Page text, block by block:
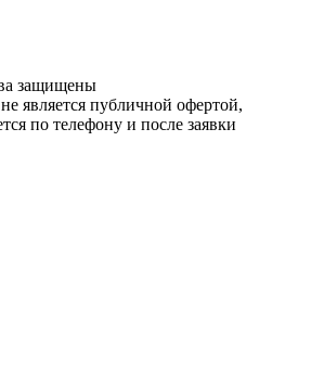
защищены
является публичной офертой,
по телефону и после заявки